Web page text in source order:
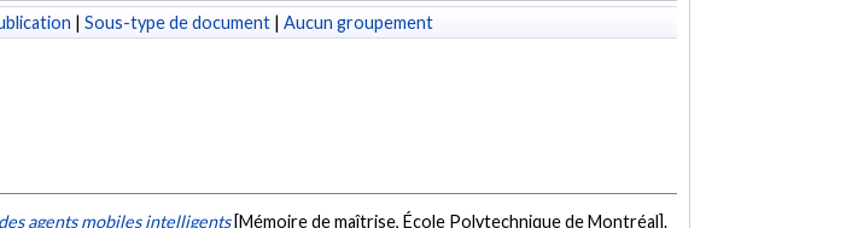
| Sous-type de document | Aucun groupement
agents mobiles intelligents [Mémoire de maîtrise, École Polytechnique de Montréal].